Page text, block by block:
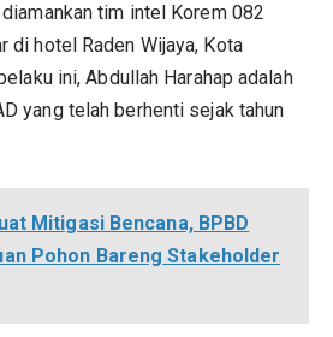
tim intel Korem 082
di hotel Raden Wijaya, Kota
ini, Abdullah Harahap adalah
yang telah berhenti sejak tahun
Mitigasi Bencana, BPBD
Pohon Bareng Stakeholder